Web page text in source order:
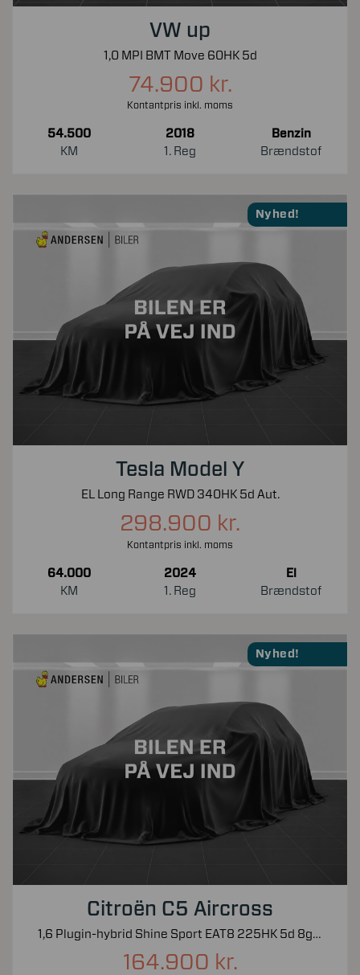
VW up
1,0 MPI BMT Move 60HK 5d
74.900 kr.
Kontantpris inkl. moms
54.500
KM
2018
1. Reg
Benzin
Brændstof
Nyhed!
Tesla Model Y
EL Long Range RWD 340HK 5d Aut.
298.900 kr.
Kontantpris inkl. moms
64.000
KM
2024
1. Reg
El
Brændstof
Nyhed!
Citroën C5 Aircross
1,6 Plugin-hybrid Shine Sport EAT8 225HK 5d 8g Aut.
164.900 kr.